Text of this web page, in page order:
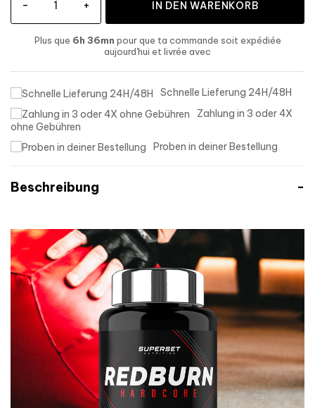
- + IN DEN WARENKORB
Plus que 6h 36mn pour que ta commande soit expédiée
aujourd'hui et livrée avec
Schnelle Lieferung 24H/48H
Zahlung in 3 oder 4X
ohne Gebühren
Proben in deiner Bestellung
Beschreibung